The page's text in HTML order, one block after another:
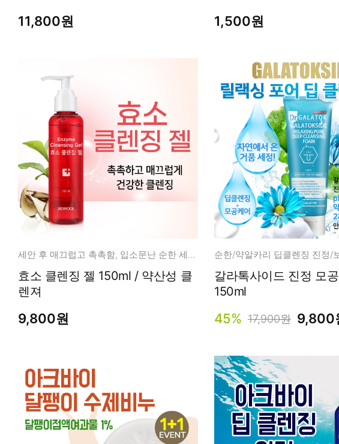
11,800원 1,500원
세안 후 매끄럽고 촉촉함, 입소문난 순한 세안제
효소 클렌징 젤 150ml / 약산성 클
렌져
9,800원
갈라톡사이드 진정 모
150ml
45% 17,900원 9,800